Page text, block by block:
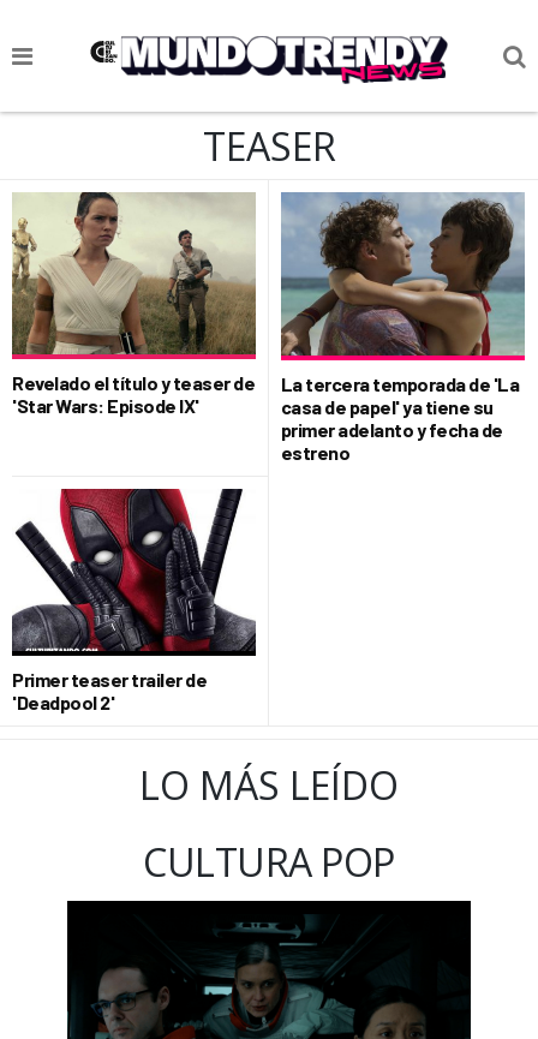
NOTICIAS
CIENCIA Y TECNOLOGÍA
VIDA
SOCIEDAD
CULTURIZANDO.COM
TEASER
Revelado el título y teaser de
'Star Wars: Episode IX'
La tercera temporada de 'La
casa de papel' ya tiene su
primer adelanto y fecha de
estreno
Primer teaser trailer de
'Deadpool 2'
LO MÁS LEÍDO
CULTURA POP